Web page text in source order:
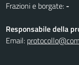
Frazioni e borgate: -
Responsabile della
Email: